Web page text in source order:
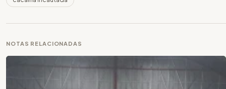
NOTAS RELACIONADAS